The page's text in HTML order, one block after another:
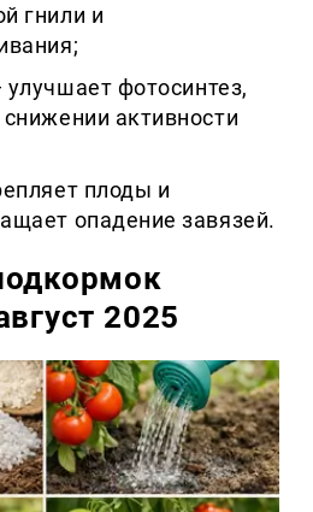
гнили и
улучшает фотосинтез,
активности
плоды и
опадение завязей.
2025